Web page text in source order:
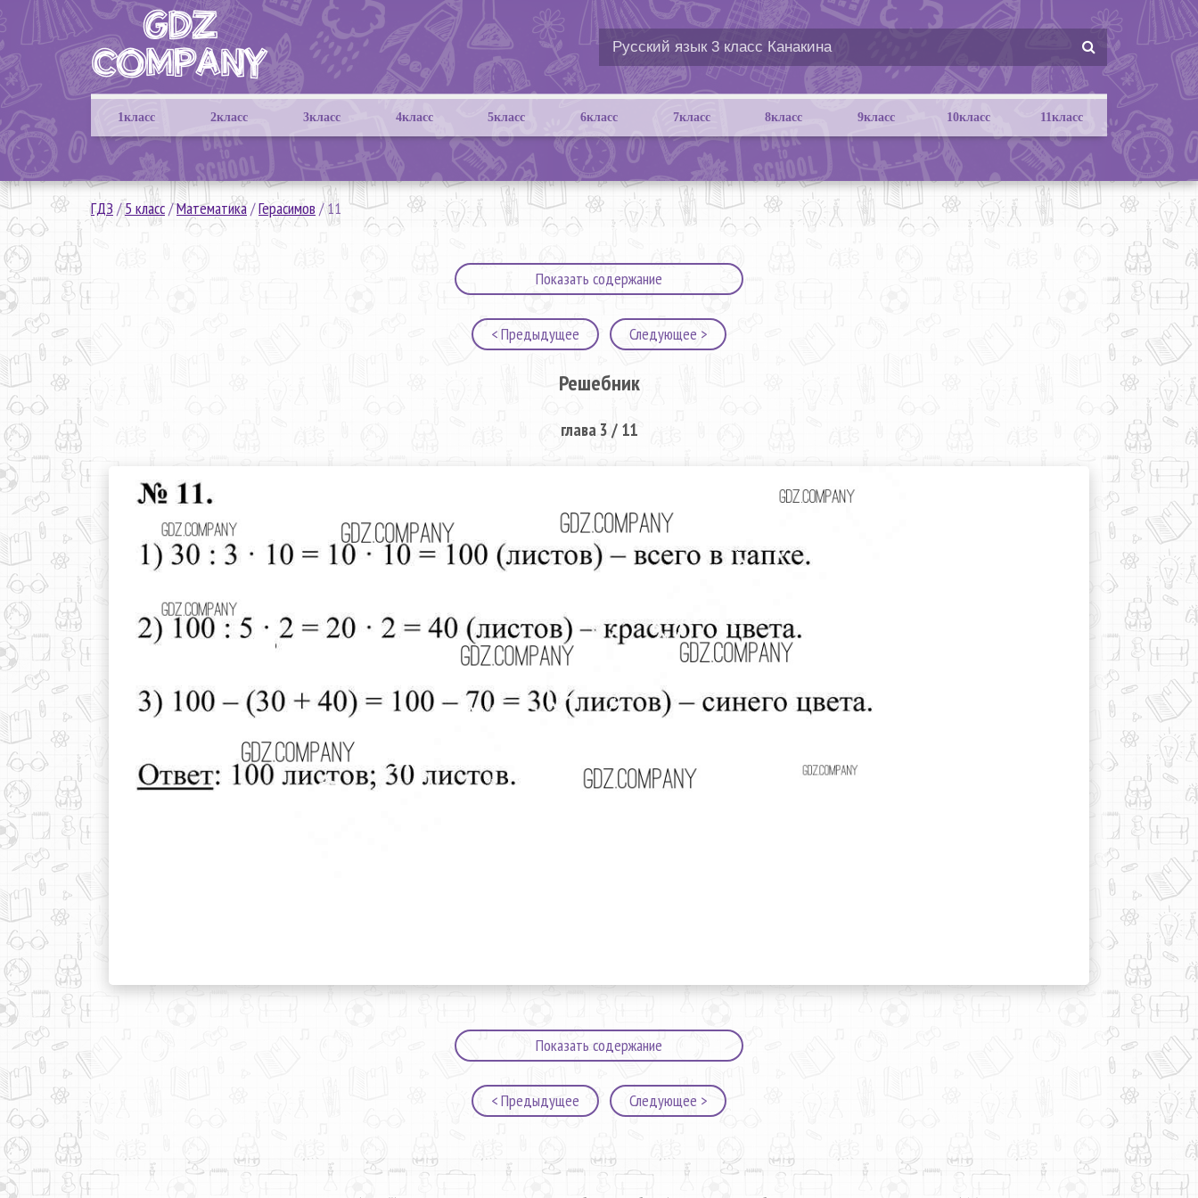
1класс 2класс 3класс 4класс 5класс 6класс 7класс 8класс 9класс 10класс 11класс
ГДЗ /5 класс/Математика/Герасимов /11
Показать содержание
< Предыдущее Следующее >
Решебник
глава 3 / 11
Показать содержание
< Предыдущее Следующее >